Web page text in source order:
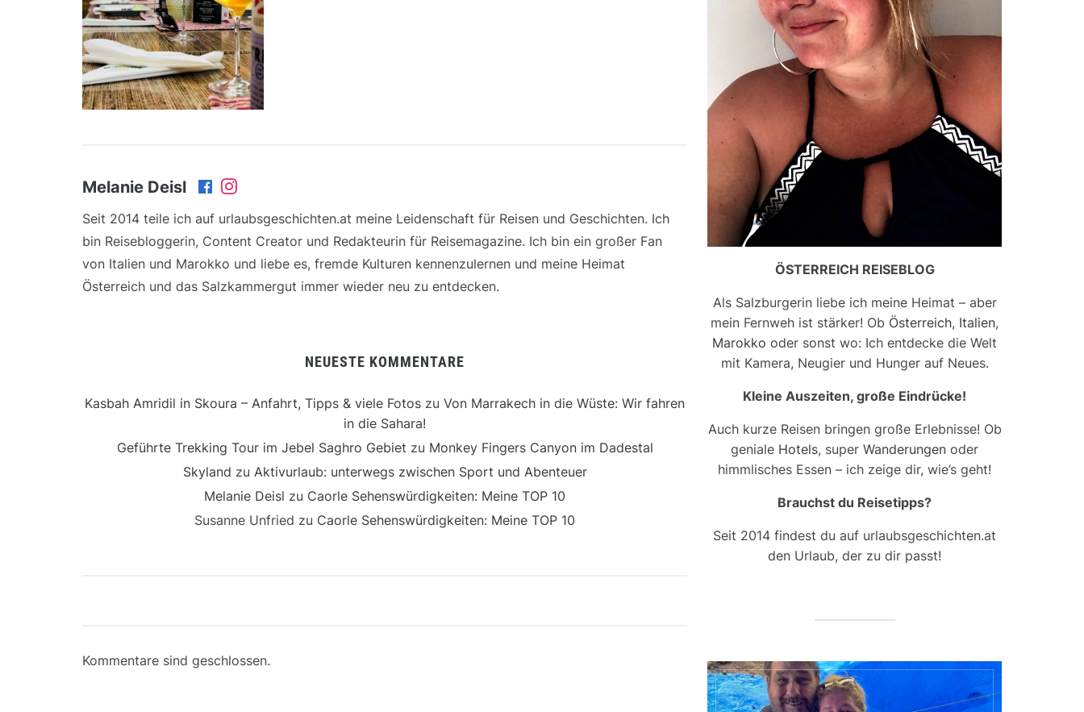
Melanie Deisl
Seit 2014 teile ich auf urlaubsgeschichten.at meine Leidenschaft für Reisen und Geschichten. Ich
bin Reisebloggerin, Content Creator und Redakteurin für Reisemagazine. Ich bin ein großer Fan
von Italien und Marokko und liebe es, fremde Kulturen kennenzulernen und meine Heimat
Österreich und das Salzkammergut immer wieder neu zu entdecken.
NEUESTE KOMMENTARE
Kasbah Amridil in Skoura – Anfahrt, Tipps & viele Fotos zu Von Marrakech in die Wüste: Wir fahren
in die Sahara!
Geführte Trekking Tour im Jebel Saghro Gebiet zu Monkey Fingers Canyon im Dadestal
Skyland zu Aktivurlaub: unterwegs zwischen Sport und Abenteuer
Melanie Deisl zu Caorle Sehenswürdigkeiten: Meine TOP 10
Susanne Unfried zu Caorle Sehenswürdigkeiten: Meine TOP 10
Kommentare sind geschlossen.
ÖSTERREICH REISEBLOG
Als Salzburgerin liebe ich meine Heimat – aber
mein Fernweh ist stärker! Ob Österreich, Italien,
Marokko oder sonst wo: Ich entdecke die Welt
mit Kamera, Neugier und Hunger auf Neues.
Kleine Auszeiten, große Eindrücke!
Auch kurze Reisen bringen große Erlebnisse! Ob
geniale Hotels, super Wanderungen oder
himmlisches Essen – ich zeige dir, wie’s geht!
Brauchst du Reisetipps?
Seit 2014 findest du auf urlaubsgeschichten.at
den Urlaub, der zu dir passt!